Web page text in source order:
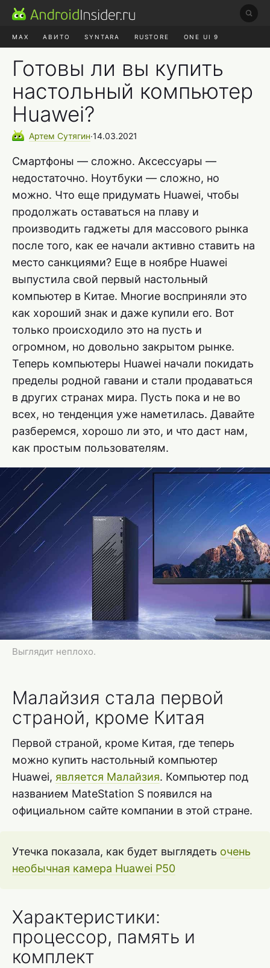
MAX АВИТО SYNTARA RUSTORE ONE UI 9
Готовы ли вы купить
настольный компьютер
Huawei?
Артем Сутягин∙14.03.2021
Смартфоны — сложно. Аксессуары —
недостаточно. Ноутбуки — сложно, но
можно. Что еще придумать Huawei, чтобы
продолжать оставаться на плаву и
производить гаджеты для массового рынка
после того, как ее начали активно ставить на
место санкциями? Еще в ноябре Huawei
выпустила свой первый настольный
компьютер в Китае. Многие восприняли это
как хороший знак и даже купили его. Вот
только происходило это на пусть и
огромном, но довольно закрытом рынке.
Теперь компьютеры Huawei начали покидать
пределы родной гавани и стали продаваться
в других странах мира. Пусть пока и не во
всех, но тенденция уже наметилась. Давайте
разберемся, хорошо ли это, и что даст нам,
как простым пользователям.
Выглядит неплохо.
Малайзия стала первой
страной, кроме Китая
Первой страной, кроме Китая, где теперь
можно купить настольный компьютер
Huawei, является Малайзия. Компьютер под
названием MateStation S появился на
официальном сайте компании в этой стране.
Утечка показала, как будет выглядеть очень
необычная камера Huawei P50
Характеристики:
процессор, память и
комплект